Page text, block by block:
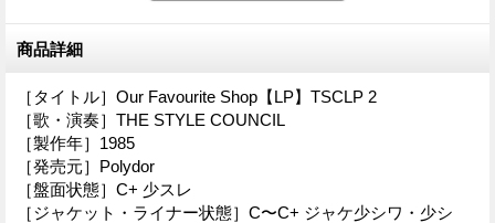
商品詳細
［タイトル］Our Favourite Shop【LP】TSCLP 2
［歌・演奏］THE STYLE COUNCIL
［製作年］1985
［発売元］Polydor
［盤面状態］C+ 少スレ
［ジャケット・ライナー状態］C〜C+ ジャケ少シワ・少シ